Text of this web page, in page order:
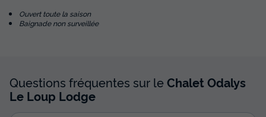
Ouvert toute la saison
Baignade non surveillée
Questions fréquentes sur leChalet Odalys
Le Loup Lodge